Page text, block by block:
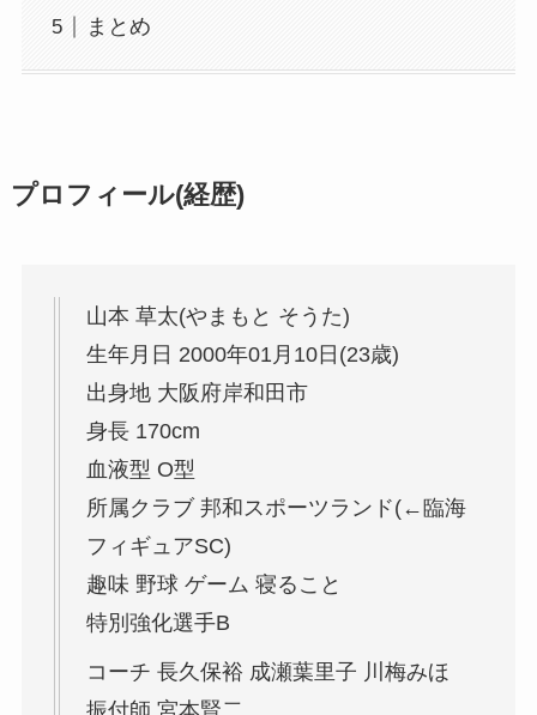
まとめ
プロフィール(経歴)
山本 草太(やまもと そうた)
生年月日 2000年01月10日(23歳)
出身地 大阪府岸和田市
身長 170cm
血液型 O型
所属クラブ 邦和スポーツランド(←臨海
フィギュアSC)
趣味 野球 ゲーム 寝ること
特別強化選手B
コーチ 長久保裕 成瀬葉里子 川梅みほ